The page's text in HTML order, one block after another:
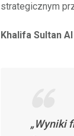
strategicznym
Khalifa Sultan
„Wyniki